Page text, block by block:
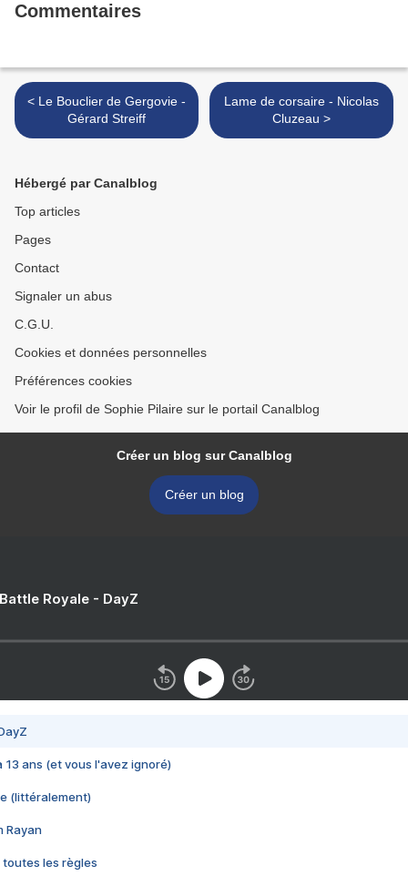
Commentaires
< Le Bouclier de Gergovie -
Gérard Streiff
Lame de corsaire - Nicolas
Cluzeau >
Hébergé par Canalblog
Top articles
Pages
Contact
Signaler un abus
C.G.U.
Cookies et données personnelles
Préférences cookies
Voir le profil de Sophie Pilaire sur le portail Canalblog
Créer un blog sur Canalblog
Créer un blog
Royale - DayZ
13 ans (et vous l'avez ignoré)
(littéralement)
Rayan
toutes les règles